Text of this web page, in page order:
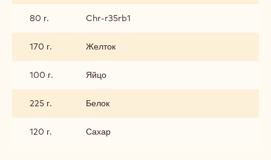
80 г. Chr-r35rb1
170 г. Желток
100 г. Яйцо
225 г. Белок
120 г. Сахар